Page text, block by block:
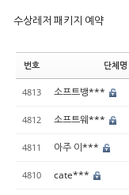
수상레저 패키지 예약
번호 단체명
4813 소프트뱅***
4812 소프트웨***
4811 아주 이***
4810 cate***